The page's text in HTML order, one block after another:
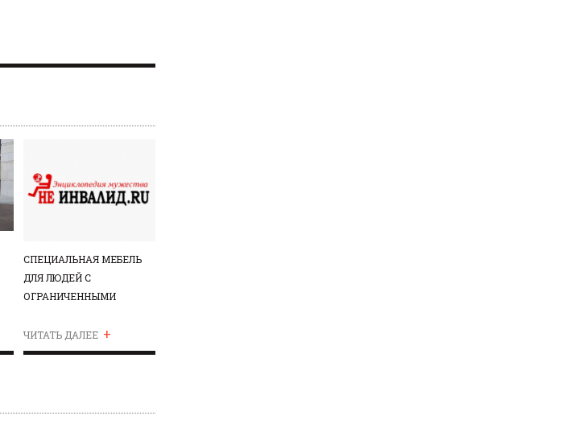
СПЕЦИАЛЬНАЯ МЕБЕЛЬ
ДЛЯ ЛЮДЕЙ С
ОГРАНИЧЕННЫМИ
ЗДОРОВЬЯ
ЧИТАТЬ ДАЛЕЕ +